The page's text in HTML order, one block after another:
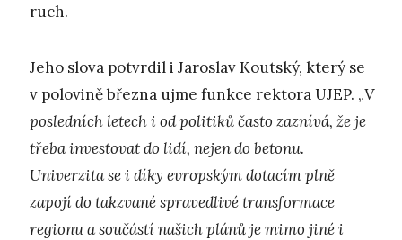
ruch.
Jeho slova potvrdil i Jaroslav Koutský, který se
v polovině března ujme funkce rektora UJEP. „V
posledních letech i od politiků často zaznívá, že je
třeba investovat do lidí, nejen do betonu.
Univerzita se i díky evropským dotacím plně
zapojí do takzvané spravedlivé transformace
regionu a součástí našich plánů je mimo jiné i